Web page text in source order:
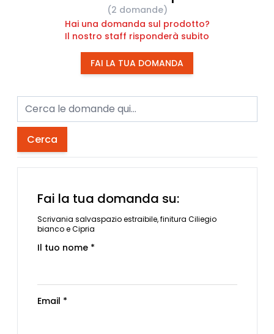
(2 domande)
Hai una domanda sul prodotto?
Il nostro staff risponderà subito
FAI LA TUA DOMANDA
Cerca
Fai la tua domanda su:
Scrivania salvaspazio estraibile, finitura Ciliegio
bianco e Cipria
Il tuo nome *
Email *